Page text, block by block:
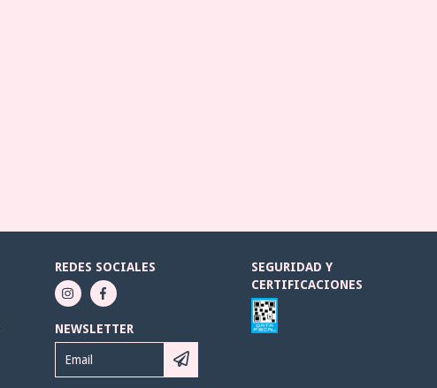
REDES SOCIALES
NEWSLETTER
SEGURIDAD Y
CERTIFICACIONES